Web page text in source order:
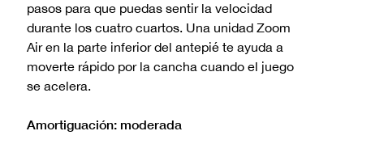
pasos para que puedas sentir la velocidad
durante los cuatro cuartos. Una unidad Zoom
Air en la parte inferior del antepié te ayuda a
moverte rápido por la cancha cuando el juego
se acelera.
Amortiguación: moderada